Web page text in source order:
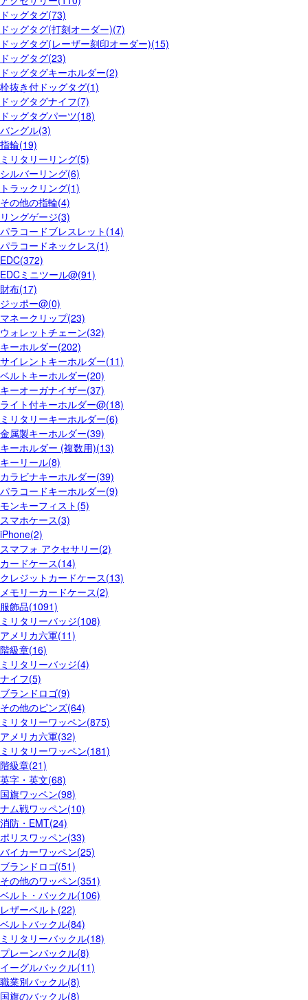
ドッグタグ(73)
ドッグタグ(打刻オーダー)(7)
ドッグタグ(レーザー刻印オーダー)(15)
ドッグタグ(23)
ドッグタグキーホルダー(2)
栓抜き付ドッグタグ(1)
ドッグタグナイフ(7)
ドッグタグパーツ(18)
バングル(3)
指輪(19)
ミリタリーリング(5)
シルバーリング(6)
トラックリング(1)
その他の指輪(4)
リングゲージ(3)
パラコードブレスレット(14)
パラコードネックレス(1)
EDC(372)
EDCミニツール@(91)
財布(17)
ジッポー@(0)
マネークリップ(23)
ウォレットチェーン(32)
キーホルダー(202)
サイレントキーホルダー(11)
ベルトキーホルダー(20)
キーオーガナイザー(37)
ライト付キーホルダー@(18)
ミリタリーキーホルダー(6)
金属製キーホルダー(39)
キーホルダー (複数用)(13)
キーリール(8)
カラビナキーホルダー(39)
パラコードキーホルダー(9)
モンキーフィスト(5)
スマホケース(3)
iPhone(2)
スマフォ アクセサリー(2)
カードケース(14)
クレジットカードケース(13)
メモリーカードケース(2)
服飾品(1091)
ミリタリーバッジ(108)
アメリカ六軍(11)
階級章(16)
ミリタリーバッジ(4)
ナイフ(5)
ブランドロゴ(9)
その他のピンズ(64)
ミリタリーワッペン(875)
アメリカ六軍(32)
ミリタリーワッペン(181)
階級章(21)
英字・英文(68)
国旗ワッペン(98)
ナム戦ワッペン(10)
消防・EMT(24)
ポリスワッペン(33)
バイカーワッペン(25)
ブランドロゴ(51)
その他のワッペン(351)
ベルト・バックル(106)
レザーベルト(22)
ベルトバックル(84)
ミリタリーバックル(18)
プレーンバックル(8)
イーグルバックル(11)
職業別バックル(8)
国旗のバックル(8)